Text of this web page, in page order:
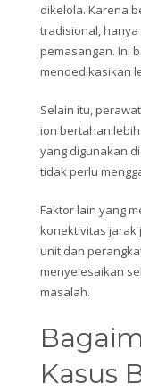
dikelola. Karena
tradisional,
pemasangan. Ini
mendedikasikan
Selain itu,
ion bertahan
yang digunakan
tidak perlu
Faktor lain yang
konektivitas jarak
unit dan
menyelesaikan
masalah.
Kasus